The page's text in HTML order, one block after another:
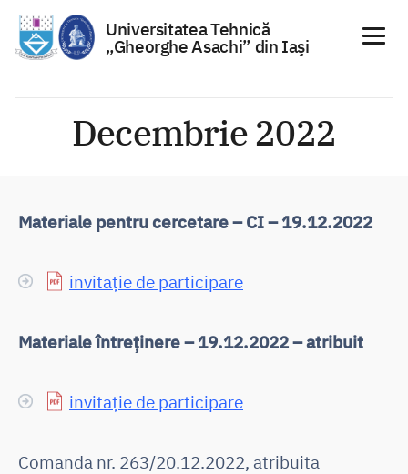
Universitatea Tehnică
„Gheorghe Asachi” din Iaşi
Decembrie 2022
Materiale pentru cercetare – CI – 19.12.2022
invitație de participare
Materiale întreținere – 19.12.2022 – atribuit
invitație de participare
Comanda nr. 263/20.12.2022, atribuita